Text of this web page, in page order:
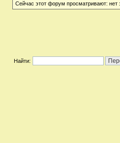
Сейчас этот форум просматривают: нет
Найти: